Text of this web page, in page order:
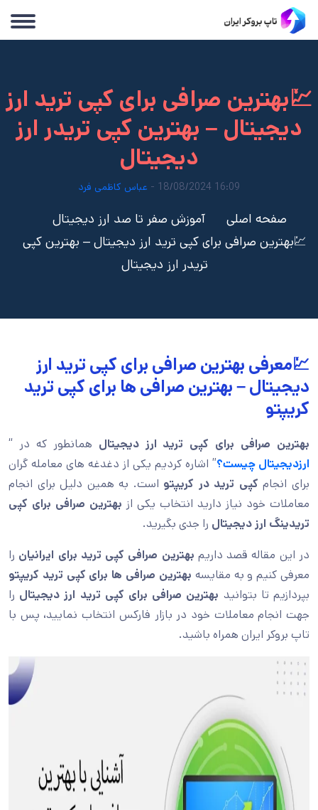
💹بهترین صرافی برای کپی ترید ارز
دیجیتال – بهترین کپی تریدر ارز
دیجیتال
16:09 18/08/2024 - عباس کاظمی فرد
صفحه اصلی
آموزش صفر تا صد ارز دیجیتال
💹بهترین صرافی برای کپی ترید ارز دیجیتال – بهترین کپی
تریدر ارز دیجیتال
💹معرفی بهترین صرافی برای کپی ترید ارز
دیجیتال – بهترین صرافی ها برای کپی ترید
کریپتو
بهترین صرافی برای کپی ترید ارز دیجیتال همانطور که در “
ارزدیجیتال چیست؟” اشاره کردیم یکی از دغدغه های معامله گران
برای انجام کپی ترید در کریپتو است. به همین دلیل برای انجام
معاملات خود نیاز دارید انتخاب یکی از بهترین صرافی برای کپی
تریدینگ ارز دیجیتال را جدی بگیرید.
در این مقاله قصد داریم بهترین صرافی کپی ترید برای ایرانیان را
معرفی کنیم و به مقایسه بهترین صرافی ها برای کپی ترید کریپتو
بپردازیم تا بتوانید بهترین صرافی برای کپی ترید ارز دیجیتال را
جهت انجام معاملات خود در بازار فارکس انتخاب نمایید، پس با
تاپ بروکر ایران همراه باشید.